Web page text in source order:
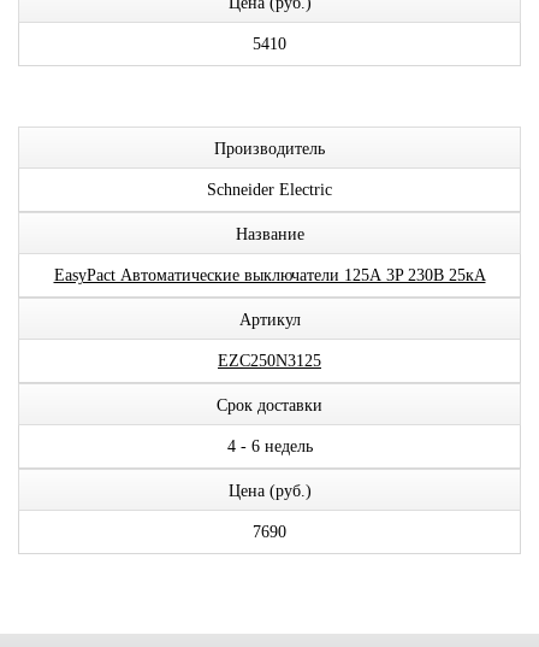
5410
Производитель
Schneider Electric
Название
EasyPact Автоматические выключатели 125А 3P 230В 25кА
Артикул
EZC250N3125
Срок доставки
4 - 6 недель
Цена (руб.)
7690